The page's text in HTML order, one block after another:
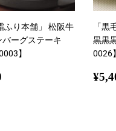
ふり本舗」 松阪牛
バーグステーキ
】
「黒
黒黒
0026
通